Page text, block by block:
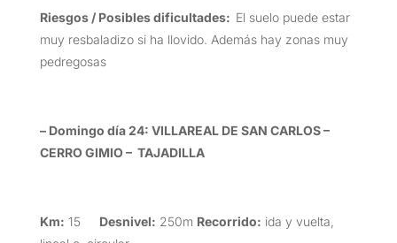
Riesgos / Posibles dificultades: El suelo puede estar
muy resbaladizo si ha llovido. Además hay zonas muy
pedregosas
– Domingo día 24: VILLAREAL DE SAN CARLOS –
CERRO GIMIO – TAJADILLA
Km: 15Desnivel: 250m Recorrido: ida y vuelta,